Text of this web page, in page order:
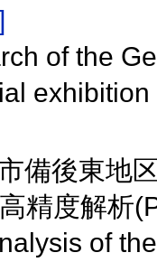
of the
備後東地
精度解析
of